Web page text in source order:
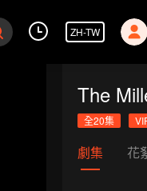
ZH-TW
The
全20集
劇集 花